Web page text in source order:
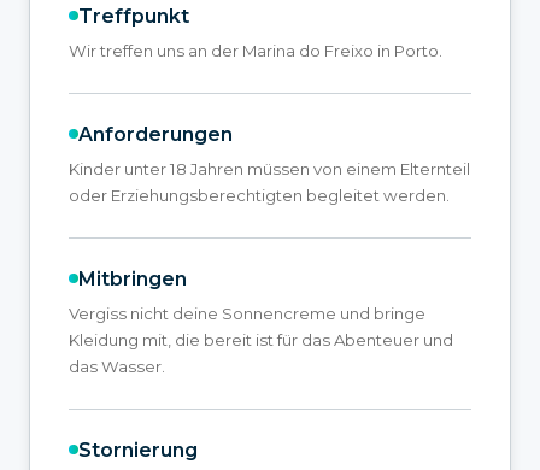
Treffpunkt
Wir treffen uns an der Marina do Freixo in Porto.
Anforderungen
Kinder unter 18 Jahren müssen von einem Elternteil
oder Erziehungsberechtigten begleitet werden.
Mitbringen
Vergiss nicht deine Sonnencreme und bringe
Kleidung mit, die bereit ist für das Abenteuer und
das Wasser.
Stornierung